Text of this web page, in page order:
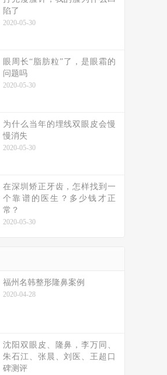
陷了
2020-05-30
眼周长“脂肪粒”了，是眼霜的
问题吗
2020-05-30
为什么当年的埋线双眼皮会慢
慢消失
2020-05-30
在深圳矫正牙齿，怎样找到一
个靠谱的医生？多少钱才正
常？
2020-05-30
福州名韩整形隆鼻案例
2020-04-28
沈阳双眼皮、隆鼻，李万同、
朱石江、张晨、刘医、王超口
碑测评